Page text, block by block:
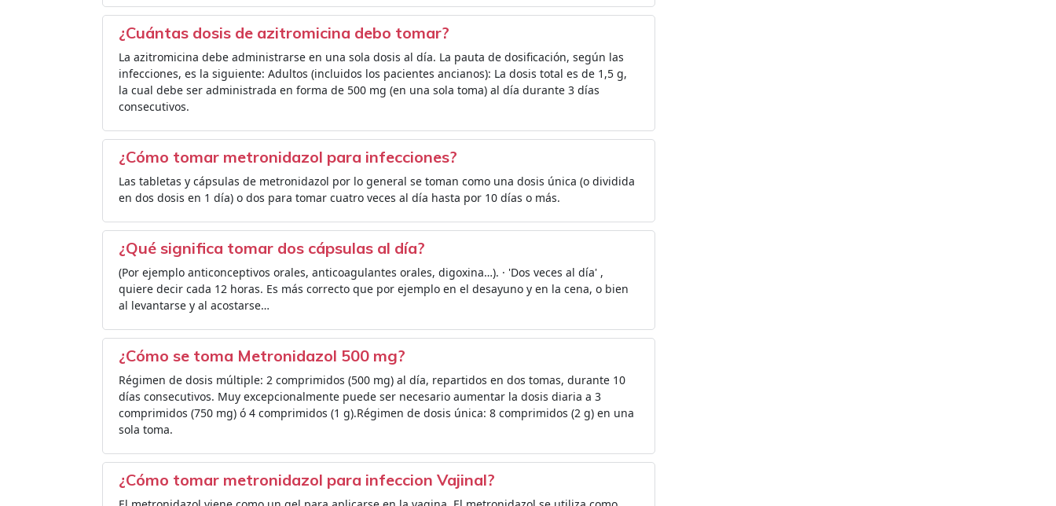
¿Cuántas dosis de azitromicina debo tomar?
La azitromicina debe administrarse en una sola dosis al día. La pauta de dosificación, según las
infecciones, es la siguiente: Adultos (incluidos los pacientes ancianos): La dosis total es de 1,5 g,
la cual debe ser administrada en forma de 500 mg (en una sola toma) al día durante 3 días
consecutivos.
¿Cómo tomar metronidazol para infecciones?
Las tabletas y cápsulas de metronidazol por lo general se toman como una dosis única (o dividida
en dos dosis en 1 día) o dos para tomar cuatro veces al día hasta por 10 días o más.
¿Qué significa tomar dos cápsulas al día?
(Por ejemplo anticonceptivos orales, anticoagulantes orales, digoxina…). · 'Dos veces al día' ,
quiere decir cada 12 horas. Es más correcto que por ejemplo en el desayuno y en la cena, o bien
al levantarse y al acostarse…
¿Cómo se toma Metronidazol 500 mg?
Régimen de dosis múltiple: 2 comprimidos (500 mg) al día, repartidos en dos tomas, durante 10
días consecutivos. Muy excepcionalmente puede ser necesario aumentar la dosis diaria a 3
comprimidos (750 mg) ó 4 comprimidos (1 g).Régimen de dosis única: 8 comprimidos (2 g) en una
sola toma.
¿Cómo tomar metronidazol para infeccion Vajinal?